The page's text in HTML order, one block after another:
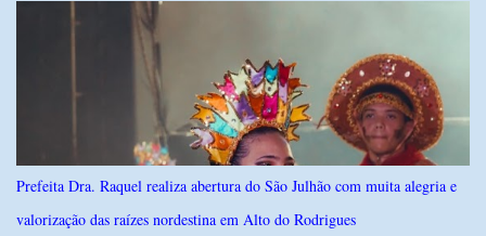
autuado em flagrante. O exame pericial para confirmar a
concentração de álcool no organismo ainda está em andamento. A
vítima é um menino de 11 anos, que sofreu ferimentos graves no
acidente. Após os primeiros atendimentos, ele foi entubado e
transferido pelo helicóptero Potiguar 02 para o Hospital
Monsenhor Walfredo Gurgel, em Natal, onde permanece internado
sob cuidados médicos especializados. Segundo informações da
Polícia Militar, a criança é filha de um policial militar. PM reforça
alerta sobre álcool e direção Em nota, a Polícia Militar manifestou
Prefeita Dra. Raquel realiza abertura do São Julhão com muita alegria e
valorização das raízes nordestina em Alto do Rodrigues